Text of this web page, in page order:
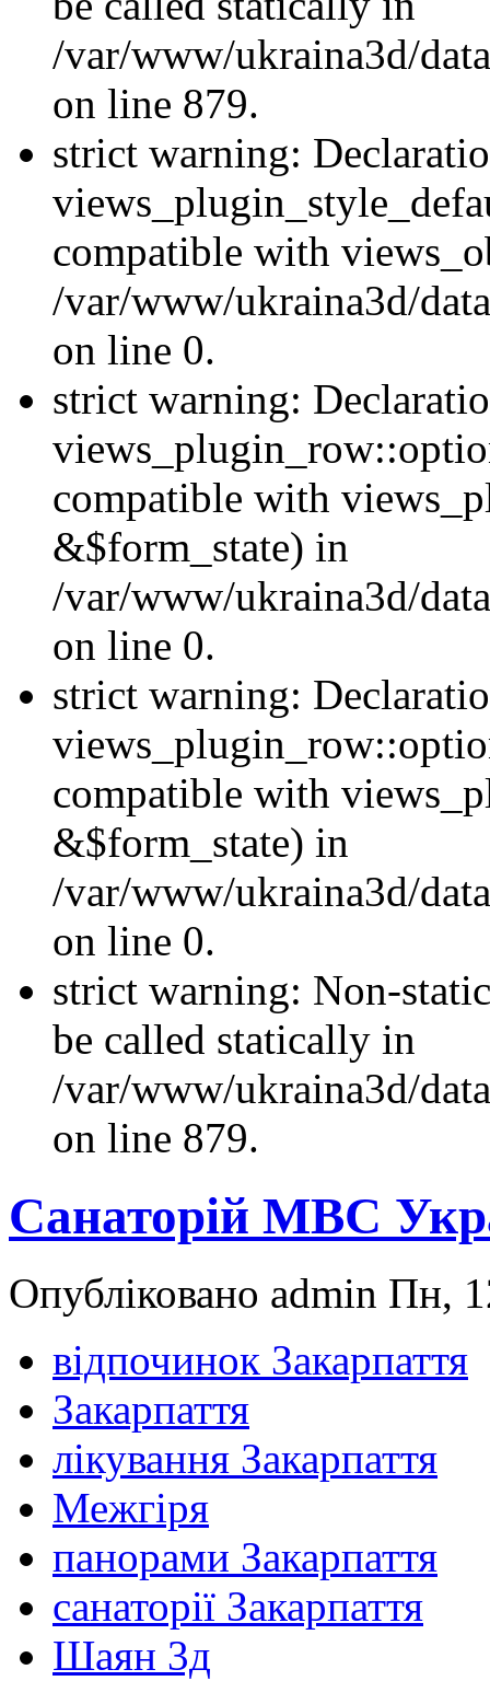
/var/www/ukraina3d/
on line 879.
strict warning:
compatible with
/var/www/ukraina3d/
on line 0.
strict warning:
compatible with
&$form_state) in
/var/www/ukraina3d/
on line 0.
strict warning:
compatible with
&$form_state) in
/var/www/ukraina3d/
on line 0.
strict warning: Non-
be called statically in
/var/www/ukraina3d/
on line 879.
Санаторій МВС
Опубліковано admin Пн,
відпочинок Закарпаття
Закарпаття
лікування Закарпаття
Межгіря
панорами Закарпаття
санаторії Закарпаття
Шаян 3д